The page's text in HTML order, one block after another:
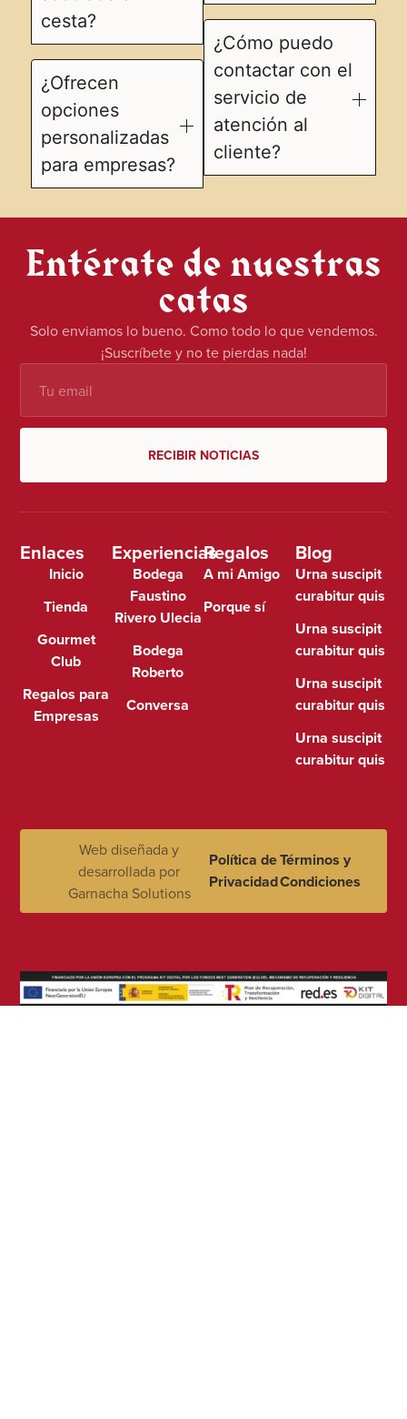
cesta?
¿Ofrecen
opciones
personalizadas
para empresas?
¿Cómo puedo
contactar con el
servicio de
atención al
cliente?
Entérate de nuestras
catas
Solo enviamos lo bueno. Como todo lo que vendemos.
¡Suscríbete y no te pierdas nada!
RECIBIR NOTICIAS
Enlaces
Inicio
Tienda
Gourmet
Club
Regalos para
Empresas
Experiencias
Bodega
Faustino
Rivero Ulecia
Bodega
Roberto
Conversa
Regalos
A mi Amigo
Porque sí
Blog
Urna suscipit
curabitur quis
Urna suscipit
curabitur quis
Urna suscipit
curabitur quis
Urna suscipit
curabitur quis
Web diseñada y
desarrollada por
Garnacha Solutions
Política de
Privacidad
Términos y
Condiciones